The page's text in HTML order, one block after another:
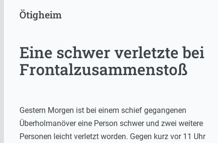
Ötigheim
Eine schwer verletzte bei
Frontalzusammenstoß
Gestern Morgen ist bei einem schief gegangenen
Überholmanöver eine Person schwer und zwei weitere
Personen leicht verletzt worden. Gegen kurz vor 11 Uhr